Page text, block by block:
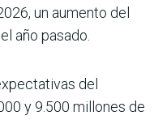
un aumento del
año pasado.
del
y 9.500 millones de